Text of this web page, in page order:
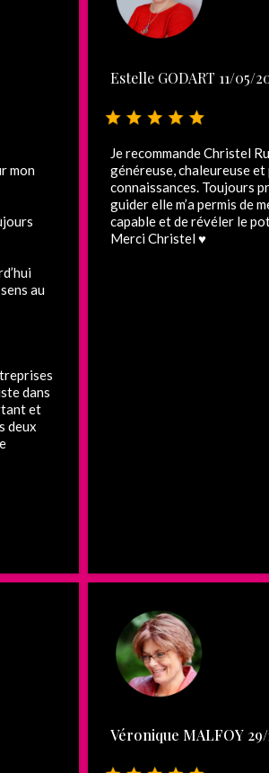
mon
au
dans
et
deux
Estelle GODART 11/05/
Je recommande Christel
généreuse, chaleureuse et
connaissances. Toujours
guider elle m’a permis de
capable et de révéler le
Merci Christel ♥️
Véronique MALFOY 29/